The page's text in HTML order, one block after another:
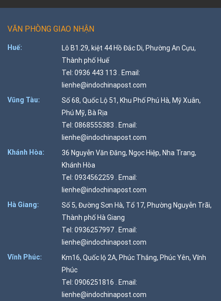
VĂN PHÒNG GIAO NHẬN
Huế:
Lô B1.29, kiệt 44 Hồ Đắc Di, Phường An Cựu,
Thành phố Huế
Tel: 0936 443 113 . Email:
lienhe@indochinapost.com
Vũng Tàu:
Số 68, Quốc Lộ 51, Khu Phố Phú Hà, Mỹ Xuân,
Phú Mỹ, Bà Rịa
Tel: 0868555383 . Email:
lienhe@indochinapost.com
Khánh Hòa:
36 Nguyễn Văn Đăng, Ngọc Hiệp, Nha Trang,
Khánh Hòa
Tel: 0934562259 . Email:
lienhe@indochinapost.com
Hà Giang:
Số 5, Đường Sơn Hà, Tổ 17, Phường Nguyễn Trãi,
Thành phố Hà Giang
Tel: 0936257997 . Email:
lienhe@indochinapost.com
Vĩnh Phúc:
Km16, Quốc lộ 2A, Phúc Thắng, Phúc Yên, Vĩnh
Phúc
Tel: 0906251816 . Email:
lienhe@indochinapost.com